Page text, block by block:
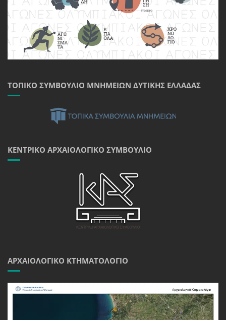
ΤΟΠΙΚΌ ΣΥΜΒΟΎΛΙΟ ΜΝΗΜΕΊΩΝ ΔΥΤΙΚΉΣ ΕΛΛΆΔΑΣ
ΚΕΝΤΡΙΚΌ ΑΡΧΑΙΟΛΟΓΙΚΌ ΣΥΜΒΟΎΛΙΟ
ΑΡΧΑΙΟΛΟΓΙΚΌ ΚΤΗΜΑΤΟΛΌΓΙΟ